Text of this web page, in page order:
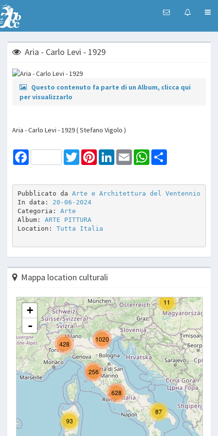
Aria - Carlo Levi - 1929
Questo contenuto fa parte di un Album, clicca qui
per visualizzarlo
Aria - Carlo Levi - 1929 ( Stefano Vigolo )
Facebook TwitterPinterestLinkedInEmail WhatsApp
Pubblicato da Arte e Architettura del Ventennio
In data: 20-06-2024
Categoria: Arte
Album: ARTE PITTURA
Location: Tutta Italia
Mappa location culturali